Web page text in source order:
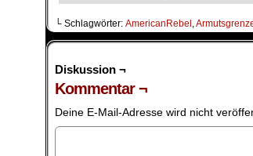
└ Schlagwörter: AmericanRebel ,
Diskussion ¬
Kommentar ¬
Deine E-Mail-Adresse wird nicht